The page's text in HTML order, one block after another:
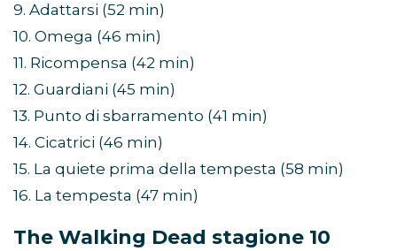
9. Adattarsi (52 min)
10. Omega (46 min)
11. Ricompensa (42 min)
12. Guardiani (45 min)
13. Punto di sbarramento (41 min)
14. Cicatrici (46 min)
15. La quiete prima della tempesta (58 min)
16. La tempesta (47 min)
The Walking Dead stagione 10